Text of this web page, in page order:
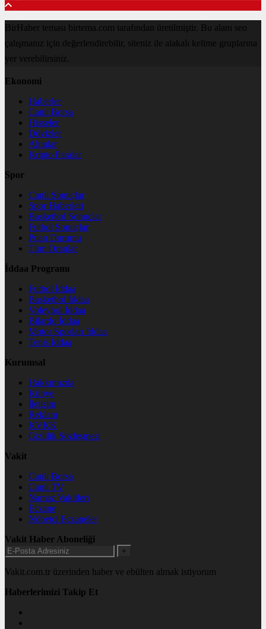
BirHaber teması birtema.com tarafından üretilmiştir. Bu alanı seo
çalışmanız için değerlendirebilir, siteniz ile alakalı kelime gruplarına
yer verebilirsiniz.
Ekonomi
Haberler
Canlı Borsa
Hisseler
Dövizler
Altınlar
Kripto Paralar
Spor
Canlı Sonuçlar
Spor Haberleri
Basketbol Sonuçlar
Futbol Sonuçlar
Puan Durumu
Tüm Oranlar
İddaa Programı
Futbol İddaa
Basketbol İddaa
Voleybol İddaa
Bilardo İddaa
Motor Sporları İddaa
Tenis İddaa
Kurumsal
Hakkımızda
Künye
İletişim
Reklam
KVKK
Gizlilik Sözleşmesi
Vakit
Canlı Borsa
Canlı TV
Namaz Vakitleri
Eczane
Nöbetçi Eczaneler
Vakit Haber Aboneliği
+
Vakit.com.tr üzerinden haber ve ebülten almak istiyorum
Haberlerimizi Takip Et